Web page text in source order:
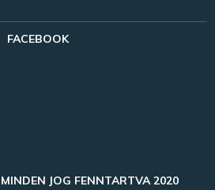
FACEBOOK
MINDEN JOG FENNTARTVA 2020